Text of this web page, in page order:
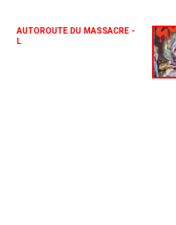
AUTOROUTE DU MASSACRE -
L